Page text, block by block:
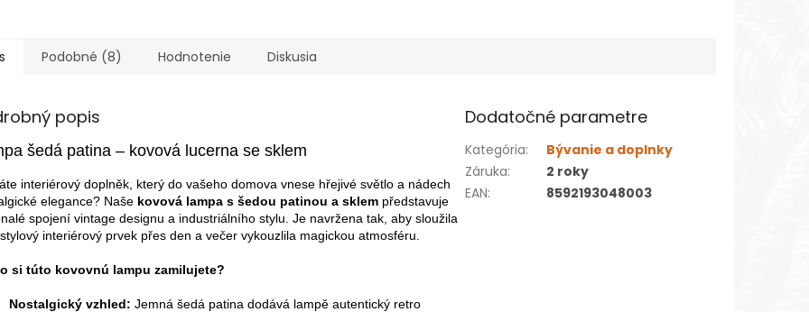
Podobné (8) Hodnotenie Diskusia
popis
šedá patina – kovová lucerna se sklem
interiérový doplněk, který do vašeho domova vnese hřejivé světlo a nádech
elegance? Naše kovová lampa s šedou patinou a sklem představuje
spojení vintage designu a industriálního stylu. Je navržena tak, aby sloužila
interiérový prvek přes den a večer vykouzlila magickou atmosféru.
si túto kovovnú lampu zamilujete?
Nostalgický vzhled: Jemná šedá patina dodává lampě autentický retro
Dodatočné parametre
Kategória:
Bývanie a doplnky
Záruka:
2 roky
EAN: 8592193048003